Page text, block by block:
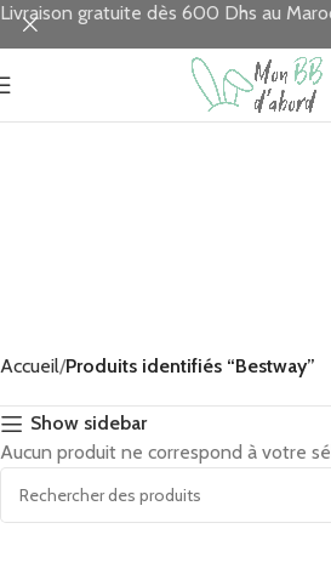
Accueil Produits identifiés “Bestway”
Show sidebar
Aucun produit ne correspond à votre
Livraison gratuite dès 600 Dhs au